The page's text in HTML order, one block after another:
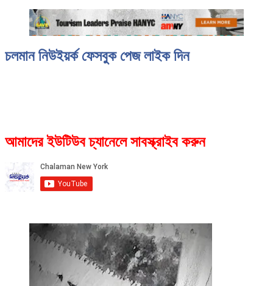
চলমান নিউইয়র্ক ফেসবুক পেজ লাইক দিন
আমাদের ইউটিউব চ্যানেলে সাবস্ক্রাইব করুন